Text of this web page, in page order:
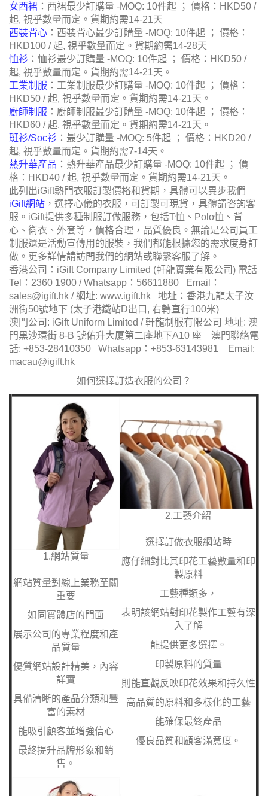
女西裙 ：西裙最少訂購量 -MOQ: 10件起 ； 價格：HKD50 /
起, 視乎數量而定。貨期約需14-21天
西裝背心 ：西裝背心最少訂購量 -MOQ: 10件起 ； 價格：
HKD100 / 起, 視乎數量而定。貨期約需14-28天
恤衫 ：恤衫最少訂購量 -MOQ: 10件起 ； 價格：HKD50 /
起, 視乎數量而定。貨期約需14-21天。
工業制服 ：工業制服最少訂購量 -MOQ: 10件起 ； 價格：
HKD50 / 起, 視乎數量而定。貨期約需14-21天。
廚師制服 ：廚師制服最少訂購量 -MOQ: 10件起 ； 價格：
HKD60 / 起, 視乎數量而定。貨期約需14-21天。
班衫/Soc衫 ：最少訂購量 -MOQ: 5件起 ； 價格：HKD20 /
起, 視乎數量而定。貨期約需7-14天。
熱升華產品 ：熱升華產品最少訂購量 -MOQ: 10件起 ； 價
格：HKD40 / 起, 視乎數量而定。貨期約需14-21天。
此列出iGift熱門衣服訂製價格和貨期，具體可以異步我們
iGift網站 ，選擇心儀的衣服，可訂製可現貨，具體請咨詢客
服。iGift提供多種制服訂做服務，包括T恤、Polo恤、背
心、衛衣、外套等，價格合理，品質優良。無論是公司員工
制服還是活動宣傳用的服裝，我們都能根據您的需求度身訂
做。更多詳情請訪問我們的網站或聯繫客服了解。
香港公司：iGift Company Limited (軒龍實業有限公司) 電話
Tel：2360 1900 / Whatsapp：56611880 Email：
sales@igift.hk / 網址: www.igift.hk 地址：香港九龍太子汝
洲街50號地下 (太子港鐵站D出口, 右轉直行100米)
澳門公司: iGift Uniform Limited / 軒龍制服有限公司 地址: 澳
門黑沙環街 8-B 號佑升大厦第二座地下A10 座 澳門聯絡電
話: +853-28410350 Whatsapp：+853-63143981 Email:
macau@igift.hk
如何選擇訂造衣服的公司？
1.網站質量
網站質量對線上業務至關
重要
如同實體店的門面
展示公司的專業程度和產
品質量
優質網站設計精美，內容
詳實
具備清晰的產品分類和豐
富的素材
能吸引顧客並增強信心
最終提升品牌形象和銷
售。
2.工藝介紹
選擇訂做衣服網站時
應仔細對比其印花工藝數量和印
製原料
工藝種類多，
表明該網站對印花製作工藝有深
入了解
能提供更多選擇。
印製原料的質量
則能直觀反映印花效果和持久性
高品質的原料和多樣化的工藝
能確保最終產品
優良品質和顧客滿意度。